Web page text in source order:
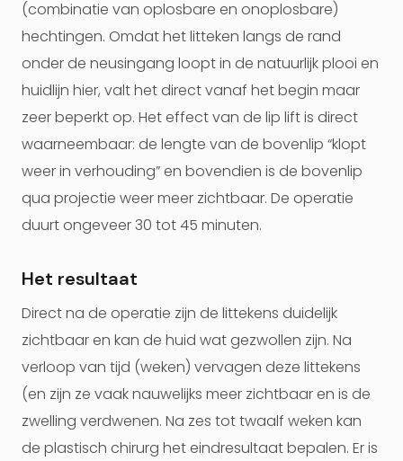
(combinatie van oplosbare en onoplosbare)
hechtingen. Omdat het litteken langs de rand
onder de neusingang loopt in de natuurlijk plooi en
huidlijn hier, valt het direct vanaf het begin maar
zeer beperkt op. Het effect van de lip lift is direct
waarneembaar: de lengte van de bovenlip “klopt
weer in verhouding” en bovendien is de bovenlip
qua projectie weer meer zichtbaar. De operatie
duurt ongeveer 30 tot 45 minuten.
Het resultaat
Direct na de operatie zijn de littekens duidelijk
zichtbaar en kan de huid wat gezwollen zijn. Na
verloop van tijd (weken) vervagen deze littekens
(en zijn ze vaak nauwelijks meer zichtbaar en is de
zwelling verdwenen. Na zes tot twaalf weken kan
de plastisch chirurg het eindresultaat bepalen. Er is